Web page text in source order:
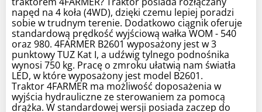
napęd na 4 koła (4WD), dzięki czemu lepiej poradzi
sobie w trudnym terenie. Dodatkowo ciągnik oferuje
standardową prędkość wyjściową wałka WOM - 540
oraz 980. 4FARMER B2601 wyposażony jest w 3
punktowy TUZ Kat I, a udźwig tylnego podnośnika
wynosi 750 kg. Pracę o zmroku ułatwią nam światła
LED, w które wyposażony jest model B2601.
Traktor 4FARMER ma możliwość doposażenia w
wyjścia hydrauliczne ze sterowaniem za pomocą
drążka. W standardowej wersji posiada zaczep do